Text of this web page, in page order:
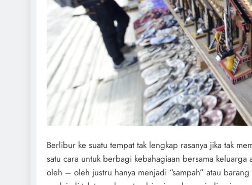
Berlibur ke suatu tempat tak lengkap rasanya jika tak
satu cara untuk berbagi kebahagiaan bersama keluarga
oleh – oleh justru hanya menjadi “sampah” atau